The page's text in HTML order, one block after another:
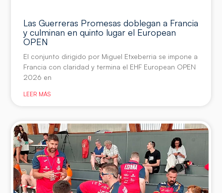
Las Guerreras Promesas doblegan a Francia
y culminan en quinto lugar el European
OPEN
El conjunto dirigido por Miguel Etxeberria se impone a
Francia con claridad y termina el EHF European OPEN
2026 en
LEER MÁS